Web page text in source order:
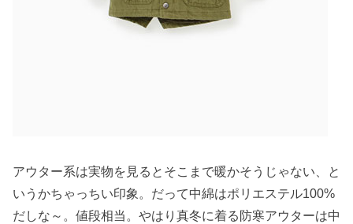
アウター系は実物を見るとそこまで暖かそうじゃない、と
いうかちゃっちい印象。だって中綿はポリエステル100%
だしな～。値段相当。やはり真冬に着る防寒アウターは中